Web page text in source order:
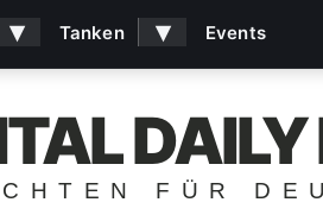
FÜR
▾ Tanken ▾ Events